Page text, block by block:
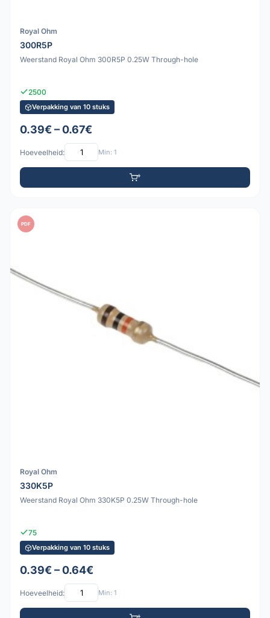
Royal Ohm
300R5P
Weerstand Royal Ohm 300R5P 0.25W Through-hole
2500
Verpakking van 10 stuks
0.39€ – 0.67€
Hoeveelheid: Min: 1
PDF
Royal Ohm
330K5P
Weerstand Royal Ohm 330K5P 0.25W Through-hole
75
Verpakking van 10 stuks
0.39€ – 0.64€
Hoeveelheid: Min: 1